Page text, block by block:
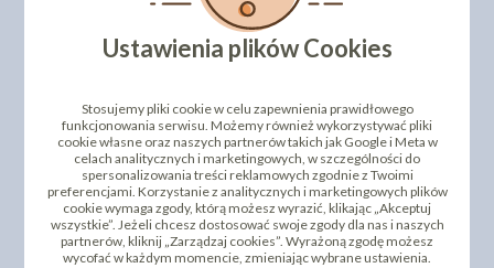
Ustawienia plików Cookies
Stosujemy pliki cookie w celu zapewnienia prawidłowego
funkcjonowania serwisu. Możemy również wykorzystywać pliki
cookie własne oraz naszych partnerów takich jak Google i Meta w
celach analitycznych i marketingowych, w szczególności do
spersonalizowania treści reklamowych zgodnie z Twoimi
preferencjami. Korzystanie z analitycznych i marketingowych plików
cookie wymaga zgody, którą możesz wyrazić, klikając „Akceptuj
wszystkie”. Jeżeli chcesz dostosować swoje zgody dla nas i naszych
partnerów, kliknij „Zarządzaj cookies”. Wyrażoną zgodę możesz
wycofać w każdym momencie, zmieniając wybrane ustawienia.